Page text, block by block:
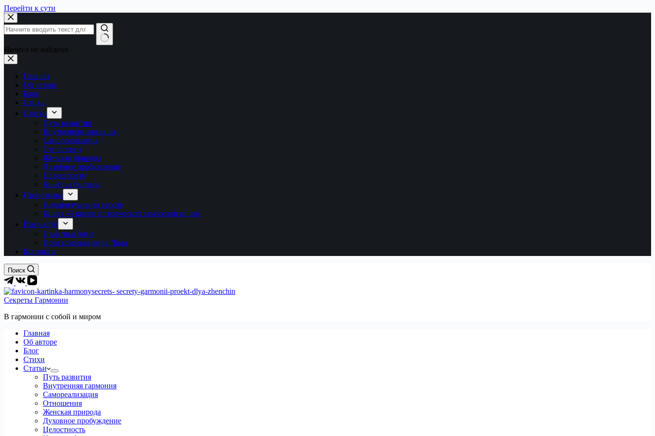
Перейти к сути
Ничего не найдено
Главная
Об авторе
Блог
Стихи
Статьи
Путь развития
Внутренняя гармония
Самореализация
Отношения
Женская природа
Духовное пробуждение
Целостность
Книги и фильмы
Программы
Индивидуальная сессия
Книга «5 шагов к творческой самореализации»
Йога-клуб
Практика йоги
Игра самопознания Лила
Контакты
Поиск
Секреты Гармонии
В гармонии c собой и миром
Главная
Об авторе
Блог
Стихи
Статьи
Путь развития
Внутренняя гармония
Самореализация
Отношения
Женская природа
Духовное пробуждение
Целостность